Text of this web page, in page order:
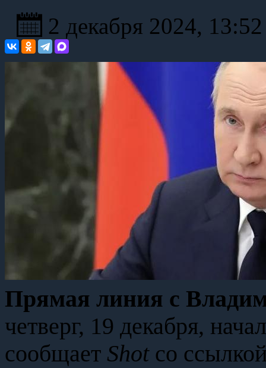
2 декабря 2024,
Прямая линия с
четверг, 19 декабря,
сообщает Shotсо